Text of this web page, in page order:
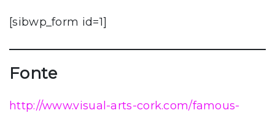
[sibwp_form id=1]
Fonte
http://www.visual-arts-cork.com/famous-